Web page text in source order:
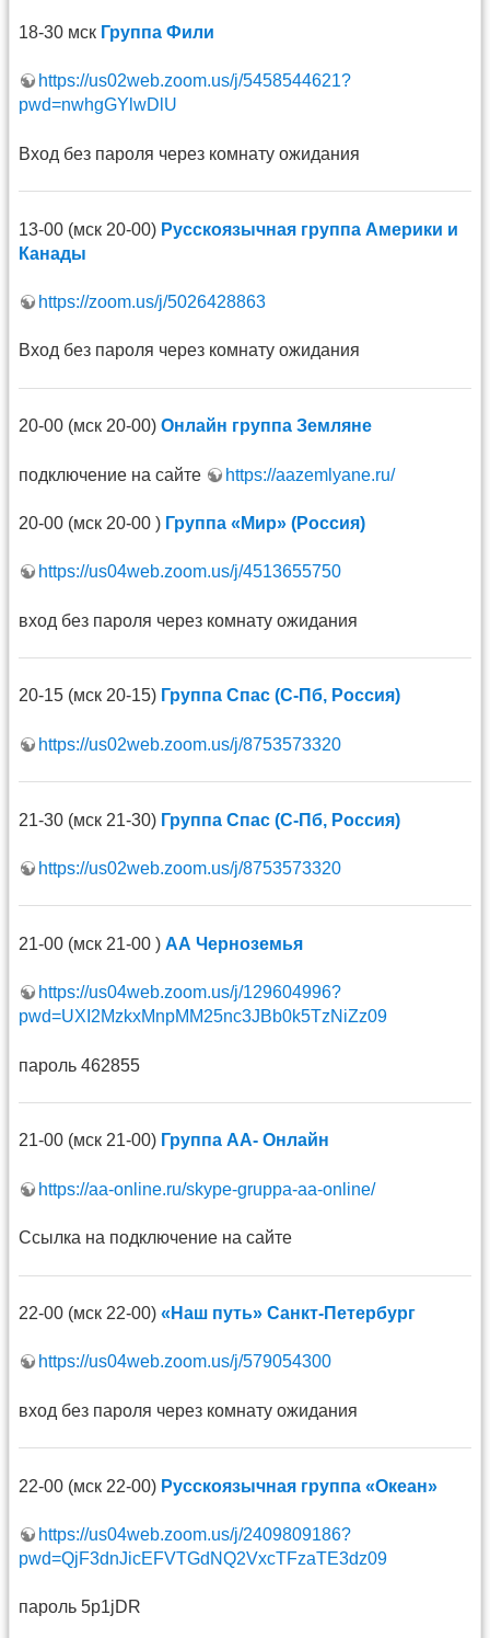
18-30 мск Группа Фили
https://us02web.zoom.us/j/5458544621?
pwd=nwhgGYlwDlU
Вход без пароля через комнату ожидания
13-00 (мск 20-00) Русскоязычная группа Америки и
Канады
https://zoom.us/j/5026428863
Вход без пароля через комнату ожидания
20-00 (мск 20-00) Онлайн группа Земляне
подключение на сайте https://aazemlyane.ru/
20-00 (мск 20-00 ) Группа «Мир» (Россия)
https://us04web.zoom.us/j/4513655750
вход без пароля через комнату ожидания
20-15 (мск 20-15) Группа Спас (С-Пб, Россия)
https://us02web.zoom.us/j/8753573320
21-30 (мск 21-30) Группа Спас (С-Пб, Россия)
https://us02web.zoom.us/j/8753573320
21-00 (мск 21-00 ) АА Черноземья
https://us04web.zoom.us/j/129604996?
pwd=UXI2MzkxMnpMM25nc3JBb0k5TzNiZz09
пароль 462855
21-00 (мск 21-00) Группа АА- Онлайн
https://aa-online.ru/skype-gruppa-aa-online/
Ссылка на подключение на сайте
22-00 (мск 22-00) «Наш путь» Санкт-Петербург
https://us04web.zoom.us/j/579054300
вход без пароля через комнату ожидания
22-00 (мск 22-00) Русскоязычная группа «Океан»
https://us04web.zoom.us/j/2409809186?
pwd=QjF3dnJicEFVTGdNQ2VxcTFzaTE3dz09
пароль 5p1jDR